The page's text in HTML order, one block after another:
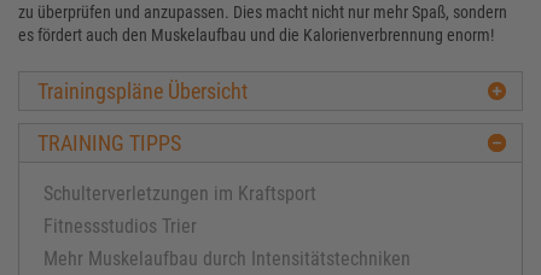
zu überprüfen und anzupassen. Dies macht nicht nur mehr Spaß, sondern
es fördert auch den Muskelaufbau und die Kalorienverbrennung enorm!
Trainingspläne Übersicht
TRAINING TIPPS
Schulterverletzungen im Kraftsport
Fitnessstudios Trier
Mehr Muskelaufbau durch Intensitätstechniken